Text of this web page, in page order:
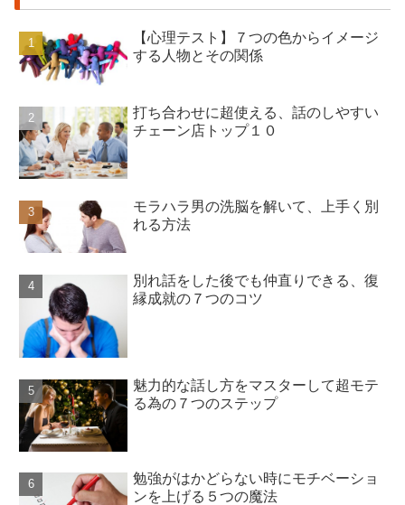
【心理テスト】７つの色からイメージ
する人物とその関係
打ち合わせに超使える、話のしやすい
チェーン店トップ１０
モラハラ男の洗脳を解いて、上手く別
れる方法
別れ話をした後でも仲直りできる、復
縁成就の７つのコツ
魅力的な話し方をマスターして超モテ
る為の７つのステップ
勉強がはかどらない時にモチベーショ
ンを上げる５つの魔法